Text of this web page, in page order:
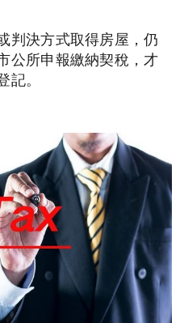
判決方式取得房屋，仍
公所申報繳納契稅，才
記。